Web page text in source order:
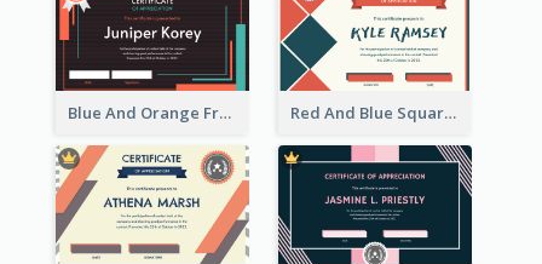
Blue And Orange Frame Dark Certificate Red And Blue Squares Pattern Certificate